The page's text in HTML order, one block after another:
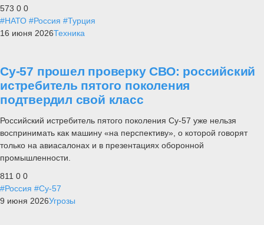
573 0 0
#НАТО #Россия #Турция
16 июня 2026Техника
Су-57 прошел проверку СВО: российский
истребитель пятого поколения
подтвердил свой класс
Российский истребитель пятого поколения Су-57 уже нельзя
воспринимать как машину «на перспективу», о которой говорят
только на авиасалонах и в презентациях оборонной
промышленности.
811 0 0
#Россия #Су-57
9 июня 2026Угрозы